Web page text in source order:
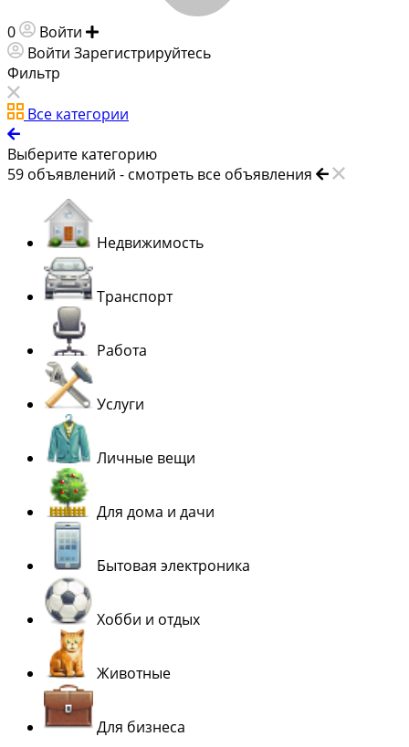
0 Войти
Войти Зарегистрируйтесь
Фильтр
Все категории
Выберите категорию
59 объявлений - смотреть все объявления
Недвижимость
Транспорт
Работа
Услуги
Личные вещи
Для дома и дачи
Бытовая электроника
Хобби и отдых
Животные
Для бизнеса